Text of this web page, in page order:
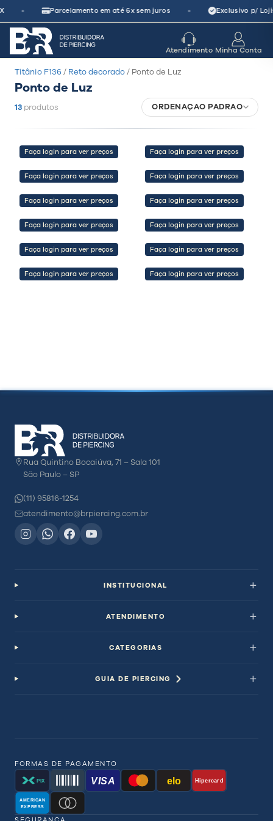
Pular
para
conteúdo
• Parcelamento em até 6x sem juros • Exclusivo p/
de crescimento
Atendimento Minha Conta
Titânio F136 / Reto decorado/ Ponto de Luz
Ponto de Luz
13 produtos ORDENAÇÃO PADRÃO
Faça login para ver preços Faça login para ver preços
Faça login para ver preços Faça login para ver preços
Faça login para ver preços Faça login para ver preços
Faça login para ver preços Faça login para ver preços
Faça login para ver preços Faça login para ver preços
Faça login para ver preços Faça login para ver preços
Rua Quintino Bocaiúva, 71 – Sala 101
São Paulo – SP
(11) 95816-1254
atendimento@brpiercing.com.br
INSTITUCIONAL
ATENDIMENTO
CATEGORIAS
GUIA DE PIERCING
FORMAS DE PAGAMENTO
PIX VISA elo Hipercard
AMERICAN
EXPRESS